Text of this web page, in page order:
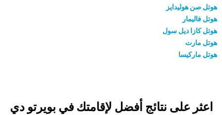
هوتل صن هوليدايز
هوتل فاليمار
هوتل كازا ديل سول
هوتل مارت
هوتل ماركيسا
اعثر على نتائج أفضل لإقامتك في بويرتو دي